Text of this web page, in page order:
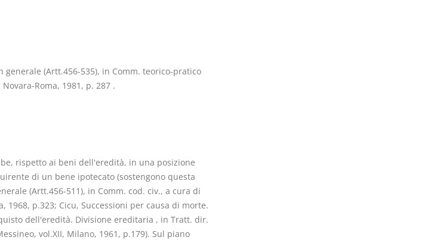
generale (Artt.456-535), in Comm. teorico-pratico
Roma, 1981, p. 287 .
rispetto ai beni dell'eredità, in una posizione
di un bene ipotecato (sostengono questa
(Artt.456-511), in Comm. cod. civ., a cura di
1968, p.323; Cicu, Successioni per causa di morte.
dell'eredità. Divisione ereditaria , in Tratt. dir.
vol.XII, Milano, 1961, p.179). Sul piano